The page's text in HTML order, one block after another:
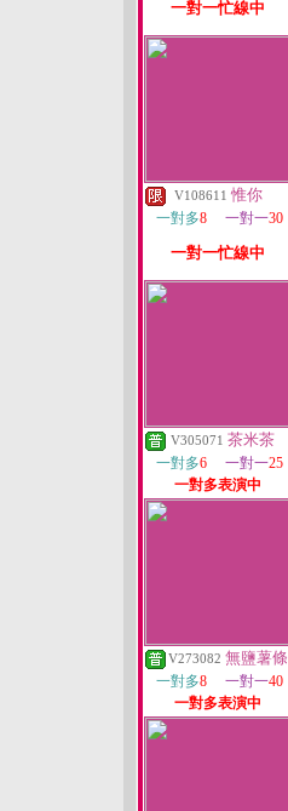
一對一忙線中
V108611 惟你
一對多8 一對一30
一對一忙線中
V305071 茶米茶
一對多6 一對一25
一對多表演中
V273082 無鹽薯條
一對多8 一對一40
一對多表演中